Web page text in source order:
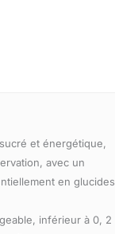
et énergétique,
avec un
en glucides
inférieur à 0, 2